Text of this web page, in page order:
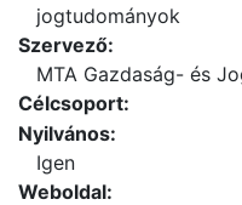
jogtudományok
Szervező:
MTA Gazdaság- és
Célcsoport:
Nyilvános:
Igen
Weboldal: